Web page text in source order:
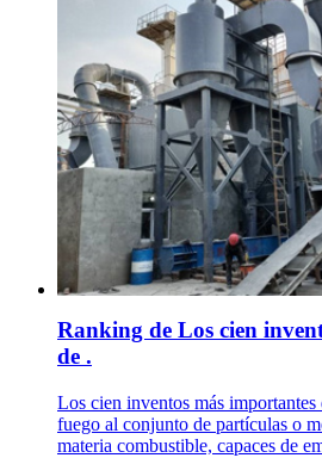
Ranking de Los cien
de .
Los cien inventos más
fuego al conjunto de partículas o
materia combustible, capaces de